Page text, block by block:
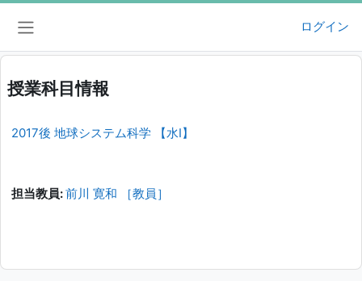
メインコンテンツへスキップする
ログイン
授業科目情報
2017後 地球システム科学 【水I】
担当教員:前川 寛和 ［教員］